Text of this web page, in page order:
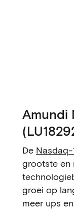
Amundi
De
grootste en
groei op
meer ups